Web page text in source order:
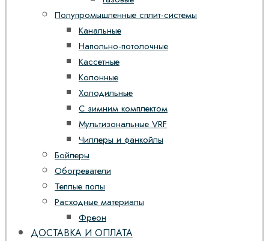
Полупромышленные сплит-системы
Канальные
Напольно-потолочные
Кассетные
Колонные
Холодильные
С зимним комплектом
Мультизональные VRF
Чиллеры и фанкойлы
Бойлеры
Обогреватели
Теплые полы
Расходные материалы
Фреон
ДОСТАВКА И ОПЛАТА